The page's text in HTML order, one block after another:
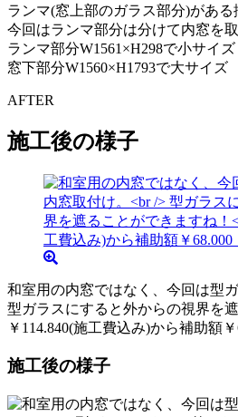
ランマ(窓上部のガラス部分)がある
今回はランマ部分は分けて内窓を
ランマ部分W1561×H298で小サイズ
窓下部分W1560×H1793で大サイズ
AFTER
施工後の様子
和室用の内窓ではなく、今回は型
型ガラスにすると外からの視界を
￥114.840(施工費込み)から補助額￥
施工後の様子